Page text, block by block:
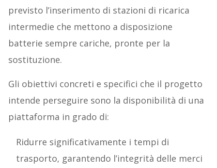
previsto l’inserimento di stazioni di ricarica
intermedie che mettono a disposizione
batterie sempre cariche, pronte per la
sostituzione.
Gli obiettivi concreti e specifici che il progetto
intende perseguire sono la disponibilità di una
piattaforma in grado di:
Ridurre significativamente i tempi di
trasporto, garantendo l’integrità delle merci